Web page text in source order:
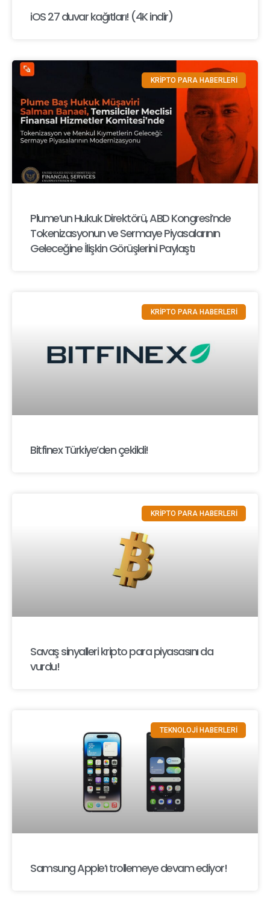
iOS 27 duvar kağıtları! (4K indir)
KRİPTO PARA HABERLERİ
Plume’un Hukuk Direktörü, ABD Kongresi’nde
Tokenizasyonun ve Sermaye Piyasalarının
Geleceğine İlişkin Görüşlerini Paylaştı
KRİPTO PARA HABERLERİ
Bitfinex Türkiye’den çekildi!
KRİPTO PARA HABERLERİ
Savaş sinyalleri kripto para piyasasını da
vurdu!
TEKNOLOJİ HABERLERİ
Samsung Apple’ı trollemeye devam ediyor!